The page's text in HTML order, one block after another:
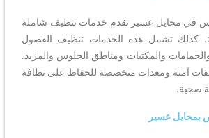
في محايل عسير تقدم خدمات تنظيف شاملة
كذلك تشمل هذه الخدمات تنظيف الفصول
والمكتبات ومناطق الجلوس والمزيد.
آمنة ومعدات متخصصة للحفاظ على نظافة
صحية.
بمحايل عسير